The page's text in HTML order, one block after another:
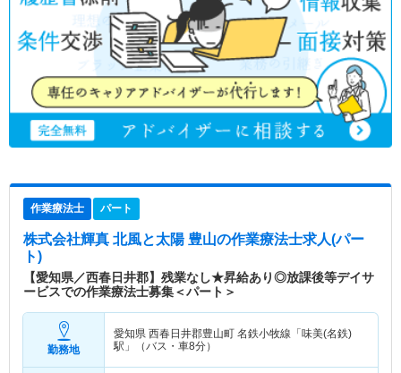
作業療法士 パート
株式会社輝真 北風と太陽 豊山の作業療法士求人(パー
ト)
【愛知県／西春日井郡】残業なし★昇給あり◎放課後等デイサ
ービスでの作業療法士募集＜パート＞
勤務地
愛知県 西春日井郡豊山町 名鉄小牧線「味美(名鉄)
駅」（バス・車8分）